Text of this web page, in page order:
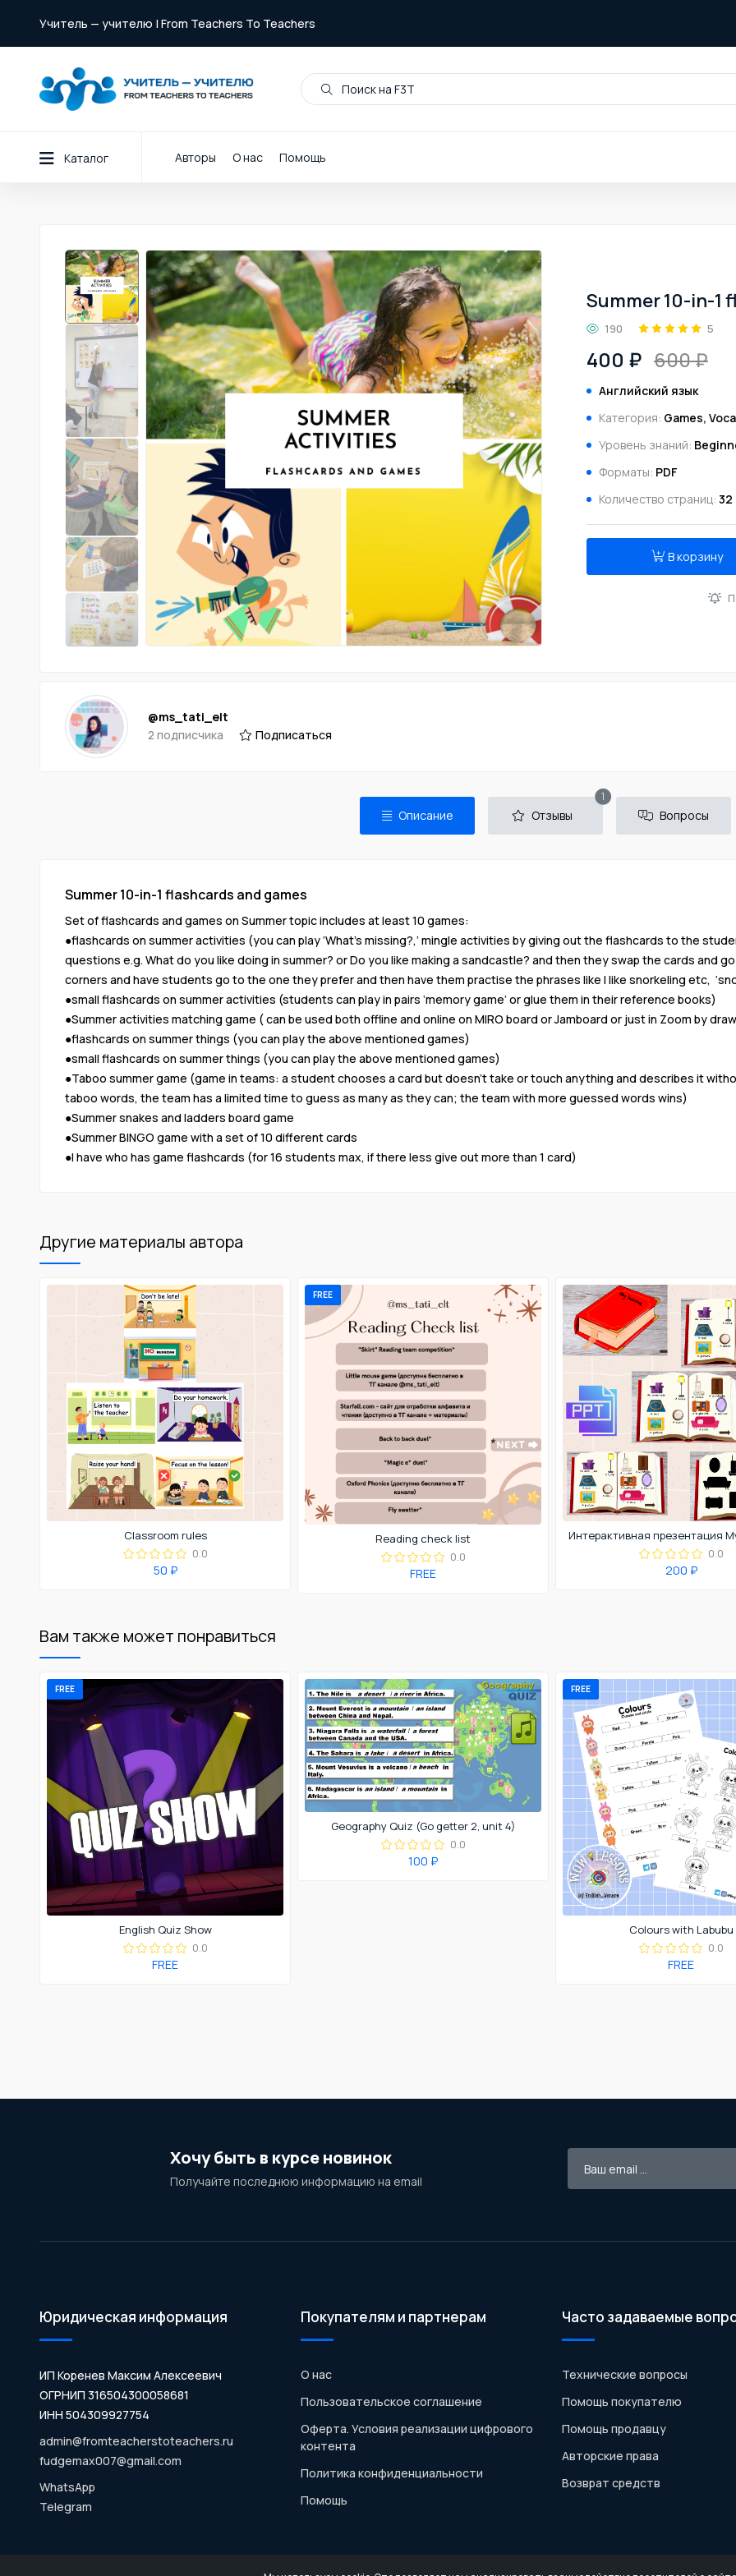
Учитель — учителю | From Teachers To Teachers
Поиск на F3T
Каталог Авторы О нас Помощь
Summer 10-in-1
190 5
400 ₽ 600 ₽
Английский язык
Категория: Games,
Уровень знаний:
Форматы: PDF
Количество страниц: 32
В корзину
@ms_tati_elt
2 подписчика
Подписаться
Описание Отзывы
1 New Reviews
Вопросы
Summer 10-in-1 flashcards and games
Set of flashcards and games on Summer topic includes at least 10 games:
●flashcards on summer activities (you can play ‘What’s missing?,’ mingle activities by giving out the flashcards to the
questions e.g. What do you like doing in summer? or Do you like making a sandcastle? and then they swap the cards and
corners and have students go to the one they prefer and then have them practise the phrases like I like snorkeling etc,
●small flashcards on summer activities (students can play in pairs ‘memory game’ or glue them in their reference books)
●Summer activities matching game ( can be used both offline and online on MIRO board or Jamboard or just in Zoom by
●flashcards on summer things (you can play the above mentioned games)
●small flashcards on summer things (you can play the above mentioned games)
●Taboo summer game (game in teams: a student chooses a card but doesn’t take or touch anything and describes it
taboo words, the team has a limited time to guess as many as they can; the team with more guessed words wins)
●Summer snakes and ladders board game
●Summer BINGO game with a set of 10 different cards
●I have who has game flashcards (for 16 students max, if there less give out more than 1 card)
Другие материалы автора
Classroom rules
0.0
50 ₽
FREE
Reading check list
0.0
FREE
0.0
200 ₽
Вам также может понравиться
FREE
English Quiz Show
0.0
FREE
Geography Quiz (Go getter 2, unit 4)
0.0
100 ₽
FREE
Colours with Labubu
0.0
FREE
Хочу быть в курсе новинок
Получайте последнюю информацию на email
Юридическая информация
ИП Коренев Максим Алексеевич
ОГРНИП 316504300058681
ИНН 504309927754
admin@fromteacherstoteachers.ru
fudgemax007@gmail.com
WhatsApp
Telegram
Покупателям и партнерам
О нас
Пользовательское соглашение
Оферта. Условия реализации цифрового
контента
Политика конфиденциальности
Помощь
Часто задаваемые
Технические вопросы
Помощь покупателю
Помощь продавцу
Авторские права
Возврат средств